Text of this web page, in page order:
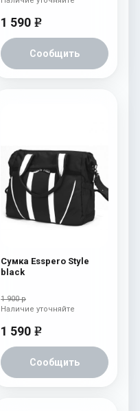
1 590 e
Сообщить
Сумка Esspero Style
black
1 900 р
1 590 e
Сообщить
Наличие уточняйте